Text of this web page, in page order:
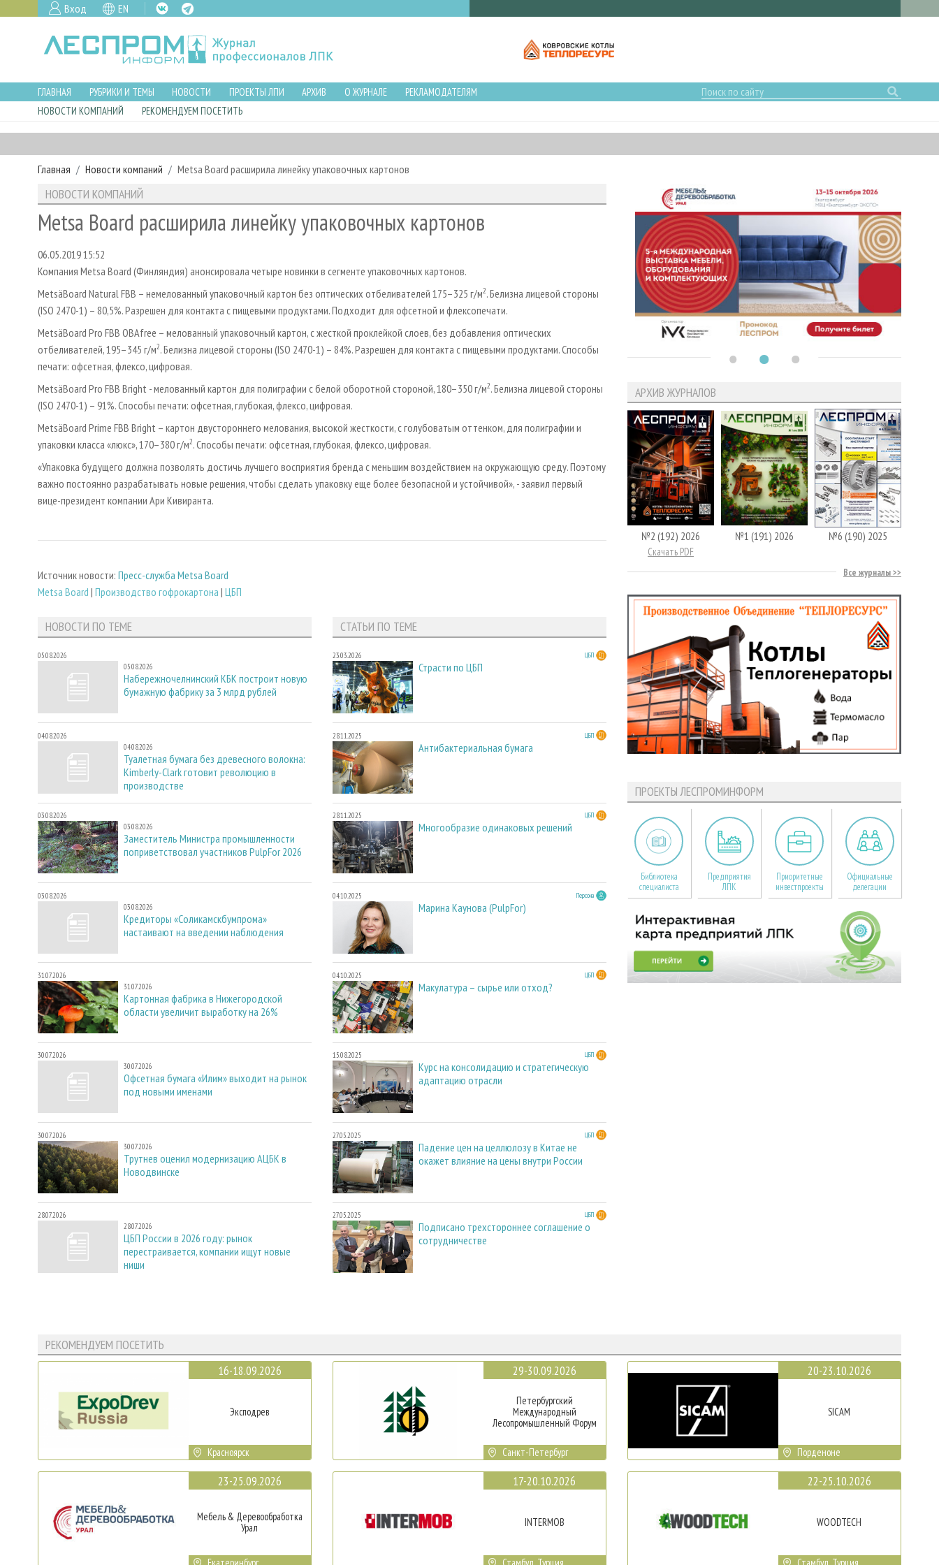
Вход EN
ГЛАВНАЯ РУБРИКИ И ТЕМЫ НОВОСТИ ПРОЕКТЫ ЛПИ АРХИВ О ЖУРНАЛЕ
РЕКЛАМОДАТЕЛЯМ
НОВОСТИ КОМПАНИЙ
РЕКОМЕНДУЕМ ПОСЕТИТЬ
Главная Новости компаний Metsa Board расширила линейку упаковочных картонов
НОВОСТИ КОМПАНИЙ
Metsa Board расширила линейку упаковочных картонов
06.05.2019 15:52
Компания Metsa Board (Финляндия) анонсировала четыре новинки в сегменте упаковочных картонов.
MetsäBoard Natural FBB – немелованный упаковочный картон без оптических отбеливателей 175–325 г/м2. Белизна лицевой cтороны
(ISO 2470-1) – 80,5%. Разрешен для контакта с пищевыми продуктами. Подходит для офсетной и флексопечати.
MetsäBoard Pro FBB OBAfree – мелованный упаковочный картон, с жесткой проклейкой слоев, без добавления оптических
отбеливателей, 195–345 г/м2. Белизна лицевой cтороны (ISO 2470-1) – 84%. Разрешен для контакта с пищевыми продуктами. Способы
печати: офсетная, флексо, цифровая.
MetsäBoard Pro FBB Bright - мелованный картон для полиграфии с белой оборотной стороной, 180–350 г/м2. Белизна лицевой cтороны
(ISO 2470-1) – 91%. Способы печати: офсетная, глубокая, флексо, цифровая.
MetsäBoard Prime FBB Bright – картон двустороннего мелования, высокой жесткости, с голубоватым оттенком, для полиграфии и
упаковки класса «люкс», 170–380 г/м2. Способы печати: офсетная, глубокая, флексо, цифровая.
«Упаковка будущего должна позволять достичь лучшего восприятия бренда с меньшим воздействием на окружающую среду. Поэтому
важно постоянно разрабатывать новые решения, чтобы сделать упаковку еще более безопасной и устойчивой», - заявил первый
вице-президент компании Ари Кивиранта.
Источник новости: Пресс-служба Metsa Board
Metsa Board | Производство гофрокартона | ЦБП
НОВОСТИ ПО ТЕМЕ
05.08.2026
05.08.2026
Набережночелнинский КБК построит новую
бумажную фабрику за 3 млрд рублей
04.08.2026
04.08.2026
Туалетная бумага без древесного волокна:
Kimberly-Clark готовит революцию в
производстве
03.08.2026
03.08.2026
Заместитель Министра промышленности
поприветствовал участников PulpFor 2026
03.08.2026
03.08.2026
Кредиторы «Соликамскбумпрома»
настаивают на введении наблюдения
31.07.2026
31.07.2026
Картонная фабрика в Нижегородской
области увеличит выработку на 26%
30.07.2026
30.07.2026
Офсетная бумага «Илим» выходит на рынок
под новыми именами
30.07.2026
30.07.2026
Трутнев оценил модернизацию АЦБК в
Новодвинске
28.07.2026
28.07.2026
ЦБП России в 2026 году: рынок
перестраивается, компании ищут новые
ниши
СТАТЬИ ПО ТЕМЕ
23.03.2026 ЦБП
Страсти по ЦБП
28.11.2025 ЦБП
Антибактериальная бумага
28.11.2025 ЦБП
Многообразие одинаковых решений
04.10.2025 Персона
Марина Каунова (PulpFor)
04.10.2025 ЦБП
Макулатура – сырье или отход?
15.08.2025 ЦБП
Курс на консолидацию и стратегическую
адаптацию отрасли
27.05.2025 ЦБП
Падение цен на целлюлозу в Китае не
окажет влияние на цены внутри России
27.05.2025 ЦБП
Подписано трехстороннее соглашение о
сотрудничестве
АРХИВ ЖУРНАЛОВ
№2 (192) 2026
Скачать PDF
№1 (191) 2026 №6 (190) 2025
Все журналы
ПРОЕКТЫ ЛЕСПРОМИНФОРМ
Библиотека
специалиста
Предприятия
ЛПК
Приоритетные
инвестпроекты
Официальные
делегации
РЕКОМЕНДУЕМ ПОСЕТИТЬ
16-18.09.2026
Эксподрев
Красноярск
23-25.09.2026
Мебель & Деревообработка
Урал
29-30.09.2026
Петербургский
Международный
Лесопромышленный Форум
Санкт-Петербург
17-20.10.2026
INTERMOB
20-23.10.2026
SICAM
Порденоне
22-25.10.2026
WOODTECH